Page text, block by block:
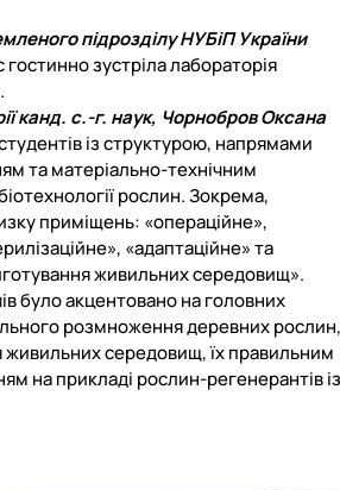
підрозділу НУБіП України
гостинно зустріла лабораторія
канд. с.-г. наук, Чорнобров Оксана
із структурою, напрямами
та матеріально-технічним
рослин. Зокрема,
приміщень: «операційне»,
«адаптаційне» та
живильних середовищ».
було акцентовано на головних
розмноження деревних рослин,
живильних середовищ, їх правильним
на прикладі рослин-регенерантів із